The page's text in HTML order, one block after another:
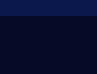
Izeta